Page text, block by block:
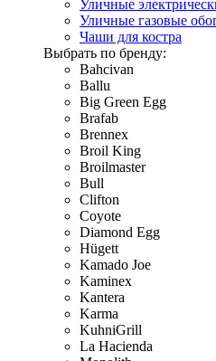
Уличные
Уличные газовые
Чаши для костра
Выбрать по бренду:
Bahcivan
Ballu
Big Green Egg
Brafab
Brennex
Broil King
Broilmaster
Bull
Clifton
Coyote
Diamond Egg
Hügett
Kamado Joe
Kaminex
Kantera
Karma
KuhniGrill
La Hacienda